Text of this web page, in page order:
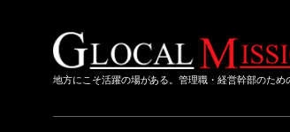
地方にこそ活躍の場がある。管理職・経営幹部のため